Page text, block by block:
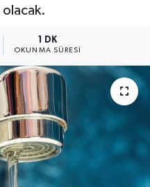
olacak.
1 DK
OKUNMA SÜRESI